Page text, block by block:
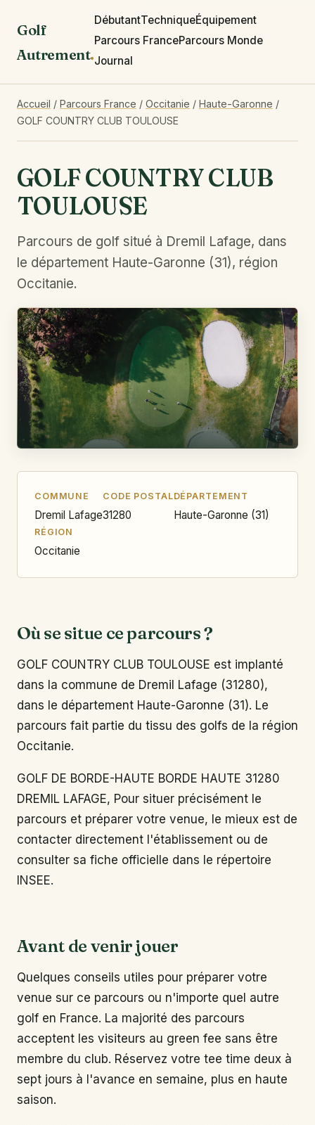
Golf
Autrement.
DébutantTechniqueÉquipement
Parcours FranceParcours Monde
Journal
Accueil / Parcours France / Occitanie / Haute-Garonne /
GOLF COUNTRY CLUB TOULOUSE
GOLF COUNTRY CLUB
TOULOUSE
Parcours de golf situé à Dremil Lafage, dans
le département Haute-Garonne (31), région
Occitanie.
COMMUNE
Dremil Lafage
CODE POSTAL
31280
DÉPARTEMENT
Haute-Garonne (31)
RÉGION
Occitanie
Où se situe ce parcours ?
GOLF COUNTRY CLUB TOULOUSE est implanté
dans la commune de Dremil Lafage (31280),
dans le département Haute-Garonne (31). Le
parcours fait partie du tissu des golfs de la région
Occitanie.
GOLF DE BORDE-HAUTE BORDE HAUTE 31280
DREMIL LAFAGE, Pour situer précisément le
parcours et préparer votre venue, le mieux est de
contacter directement l'établissement ou de
consulter sa fiche officielle dans le répertoire
INSEE.
Avant de venir jouer
Quelques conseils utiles pour préparer votre
venue sur ce parcours ou n'importe quel autre
golf en France. La majorité des parcours
acceptent les visiteurs au green fee sans être
membre du club. Réservez votre tee time deux à
sept jours à l'avance en semaine, plus en haute
saison.